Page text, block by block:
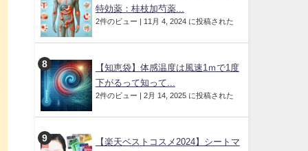
特効薬：桂枝加芍薬...
2件のビュー | 11月 4, 2024 に投稿された
【知恵袋】体感温度は風速1ｍで1度
下がるって知って...
2件のビュー | 2月 14, 2025 に投稿された
【楽天ベストコスメ2024】シートマ